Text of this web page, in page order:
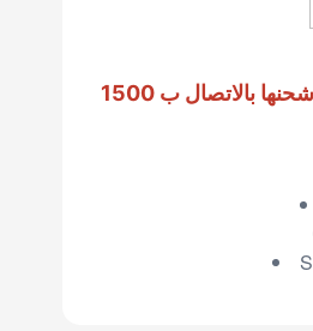
بالاتصال ب 1500